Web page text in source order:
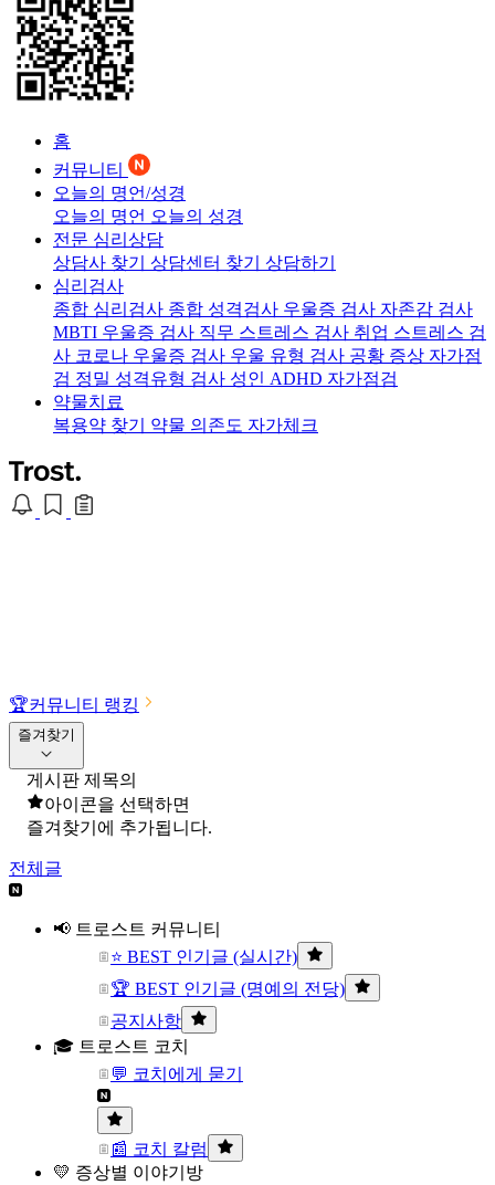
홈
커뮤니티
오늘의 명언/성경
오늘의 명언 오늘의 성경
전문 심리상담
상담사 찾기 상담센터 찾기 상담하기
심리검사
종합 심리검사 종합 성격검사 우울증 검사 자존감 검사
MBTI 우울증 검사 직무 스트레스 검사 취업 스트레스 검
사 코로나 우울증 검사 우울 유형 검사 공황 증상 자가점
검 정밀 성격유형 검사 성인 ADHD 자가점검
약물치료
복용약 찾기 약물 의존도 자가체크
🏆커뮤니티 랭킹
즐겨찾기
게시판 제목의
아이콘을 선택하면
즐겨찾기에 추가됩니다.
전체글
📢 트로스트 커뮤니티
⭐ BEST 인기글 (실시간)
🏆 BEST 인기글 (명예의 전당)
공지사항
🎓 트로스트 코치
💬 코치에게 묻기
📰 코치 칼럼
💛 증상별 이야기방